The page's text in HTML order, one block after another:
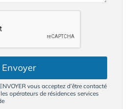
Envoyer
vous acceptez d’être contacté
opérateurs de résidences services